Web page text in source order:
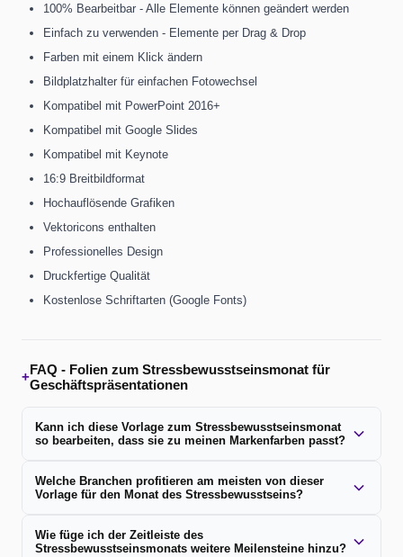
100% Bearbeitbar - Alle Elemente können geändert werden
Einfach zu verwenden - Elemente per Drag & Drop
Farben mit einem Klick ändern
Bildplatzhalter für einfachen Fotowechsel
Kompatibel mit PowerPoint 2016+
Kompatibel mit Google Slides
Kompatibel mit Keynote
16:9 Breitbildformat
Hochauflösende Grafiken
Vektoricons enthalten
Professionelles Design
Druckfertige Qualität
Kostenlose Schriftarten (Google Fonts)
+FAQ - Folien zum Stressbewusstseinsmonat für
Geschäftspräsentationen
Kann ich diese Vorlage zum Stressbewusstseinsmonat
so bearbeiten, dass sie zu meinen Markenfarben passt?
Welche Branchen profitieren am meisten von dieser
Vorlage für den Monat des Stressbewusstseins?
Wie füge ich der Zeitleiste des
Stressbewusstseinsmonats weitere Meilensteine ​​hinzu?